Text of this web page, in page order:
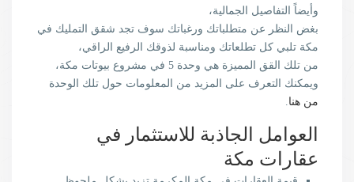
وأيضاً التفاصيل الجمالية،
بغض النظر عن متطلباتك ورغباتك سوف تجد شقق التمليك في
مكة تلبي كل تطلعاتك ومناسبة لذوقك الرفيع الراقي،
من تلك القق المميزة هي وحدة 5 في مشروع بيوتات مكة،
ويمكنك التعرف على المزيد من المعلومات حول تلك الوحدة
من هنا.
العوامل الجاذبة للاستثمار في
عقارات مكة